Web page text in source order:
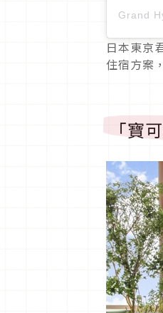
日本東京
住宿方案
「寶